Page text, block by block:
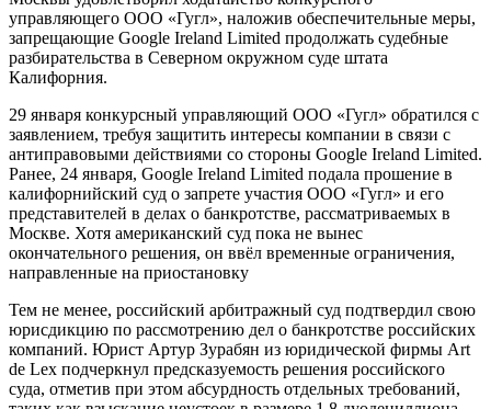
управляющего ООО «Гугл», наложив обеспечительные меры,
запрещающие Google Ireland Limited продолжать судебные
разбирательства в Северном окружном суде штата
Калифорния.
29 января конкурсный управляющий ООО «Гугл» обратился с
заявлением, требуя защитить интересы компании в связи с
антиправовыми действиями со стороны Google Ireland Limited.
Ранее, 24 января, Google Ireland Limited подала прошение в
калифорнийский суд о запрете участия ООО «Гугл» и его
представителей в делах о банкротстве, рассматриваемых в
Москве. Хотя американский суд пока не вынес
окончательного решения, он ввёл временные ограничения,
направленные на приостановку
Тем не менее, российский арбитражный суд подтвердил свою
юрисдикцию по рассмотрению дел о банкротстве российских
компаний. Юрист Артур Зурабян из юридической фирмы Art
de Lex подчеркнул предсказуемость решения российского
суда, отметив при этом абсурдность отдельных требований,